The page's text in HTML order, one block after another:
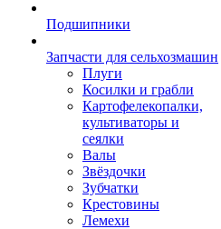
Подшипники
Запчасти для сельхозмашин
Плуги
Косилки и грабли
Картофелекопалки,
культиваторы и
сеялки
Валы
Звёздочки
Зубчатки
Крестовины
Лемехи